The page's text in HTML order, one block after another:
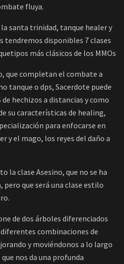
fluya.
santa trinidad, tanque healer y
tendremos disponibles 7 clases
más clásicos de los MMOs
que completan el combate a
tanque o dps, Sacerdote puede
hechizos a distancias y como
su características de healing,
para enfocarse en
y el mago, los reyes del daño a
la clase Asesino, que no se ha
que será una clase estilo
de dos árboles diferenciados
combinaciones de
y moviéndonos a lo largo
nos da una profunda